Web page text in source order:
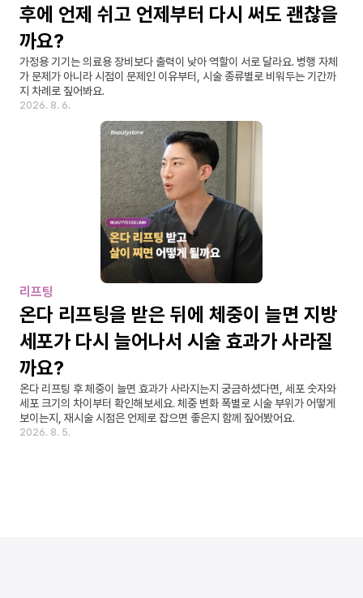
후에 언제 쉬고 언제부터 다시 써도 괜찮을
까요?
가정용 기기는 의료용 장비보다 출력이 낮아 역할이 서로 달라요. 병행 자체
가 문제가 아니라 시점이 문제인 이유부터, 시술 종류별로 비워두는 기간까
지 차례로 짚어봐요.
2026. 8. 6.
리프팅
온다 리프팅을 받은 뒤에 체중이 늘면 지방
세포가 다시 늘어나서 시술 효과가 사라질
까요?
온다 리프팅 후 체중이 늘면 효과가 사라지는지 궁금하셨다면, 세포 숫자와
세포 크기의 차이부터 확인해보세요. 체중 변화 폭별로 시술 부위가 어떻게
보이는지, 재시술 시점은 언제로 잡으면 좋은지 함께 짚어봤어요.
2026. 8. 5.